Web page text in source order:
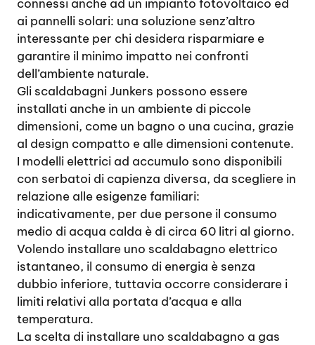
connessi anche ad un impianto fotovoltaico ed
ai pannelli solari: una soluzione senz’altro
interessante per chi desidera risparmiare e
garantire il minimo impatto nei confronti
dell’ambiente naturale.
Gli scaldabagni Junkers possono essere
installati anche in un ambiente di piccole
dimensioni, come un bagno o una cucina, grazie
al design compatto e alle dimensioni contenute.
I modelli elettrici ad accumulo sono disponibili
con serbatoi di capienza diversa, da scegliere in
relazione alle esigenze familiari:
indicativamente, per due persone il consumo
medio di acqua calda è di circa 60 litri al giorno.
Volendo installare uno scaldabagno elettrico
istantaneo, il consumo di energia è senza
dubbio inferiore, tuttavia occorre considerare i
limiti relativi alla portata d’acqua e alla
temperatura.
La scelta di installare uno scaldabagno a gas